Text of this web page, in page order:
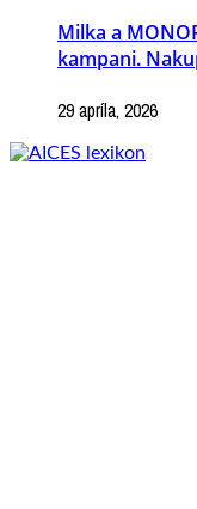
Milka a
kampani.
29 apríla, 2026